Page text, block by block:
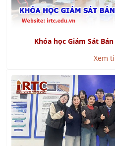
Khóa học Giám Sát
Xem